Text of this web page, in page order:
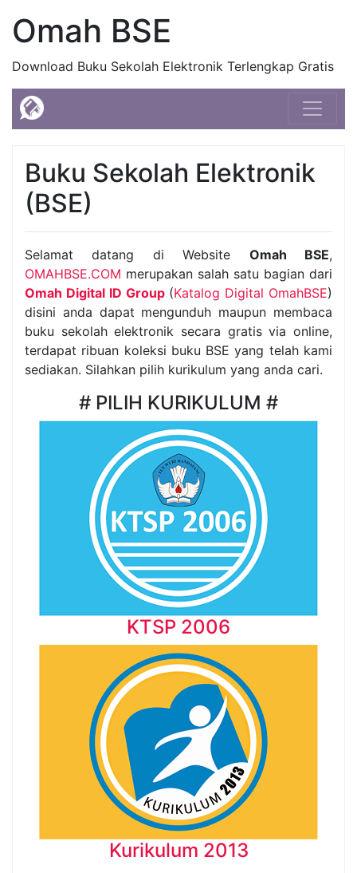
Omah BSE
Download Buku Sekolah Elektronik Terlengkap Gratis
Buku Sekolah Elektronik
(BSE)
Selamat datang di Website Omah BSE,
OMAHBSE.COM merupakan salah satu bagian dari
Omah Digital ID Group(Katalog Digital OmahBSE)
disini anda dapat mengunduh maupun membaca
buku sekolah elektronik secara gratis via online,
terdapat ribuan koleksi buku BSE yang telah kami
sediakan. Silahkan pilih kurikulum yang anda cari.
# PILIH KURIKULUM #
KTSP 2006
Kurikulum 2013